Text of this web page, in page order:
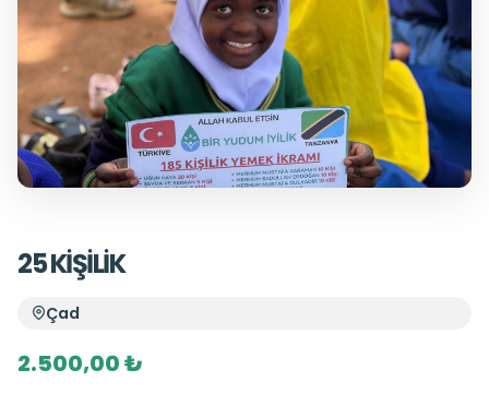
25 KİŞİLİK
Çad
2.500,00 ₺